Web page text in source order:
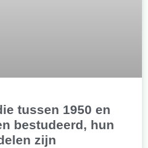
tussen 1950 en
bestudeerd, hun
zijn